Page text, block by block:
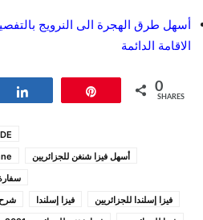
أسهل طرق الهجرة الى النرويج
الاقامة الدائمة
0
SHARES
أسهل فيزا شنغن للجزائريين
شرح
فيزا إسلندا
فيزا إسلندا للجزائريين